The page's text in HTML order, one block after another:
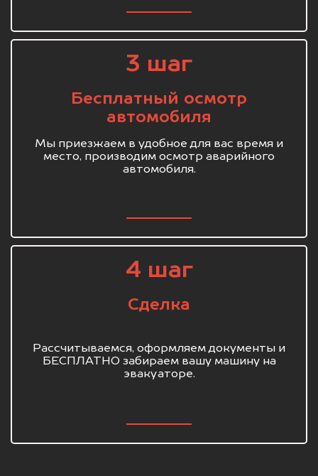
3 шаг
Бесплатный осмотр
автомобиля
Мы приезжаем в удобное для вас время и
место, производим осмотр аварийного
автомобиля.
4 шаг
Сделка
Рассчитываемся, оформляем документы и
БЕСПЛАТНО забираем вашу машину на
эвакуаторе.